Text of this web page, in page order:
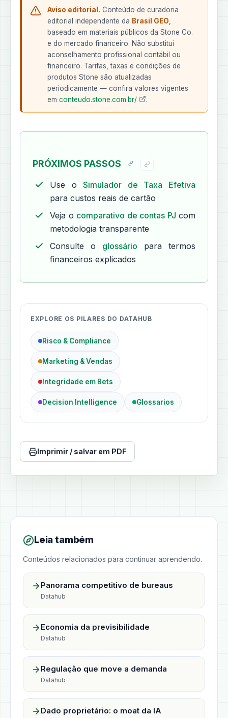
Aviso editorial. Conteúdo de curadoria
editorial independente da Brasil GEO
baseado em materiais públicos da Stone Co.
e do mercado financeiro. Não substitui
aconselhamento profissional contábil ou
financeiro. Tarifas, taxas e condições de
produtos Stone são atualizadas
periodicamente — confira valores vigentes
em conteudo.stone.com.br/ .
PRÓXIMOS PASSOS
Use oSimulador de Taxa Efetiva
para custos reais de cartão
Veja o comparativo de contas PJ com
metodologia transparente
Consulte o glossário para termos
financeiros explicados
EXPLORE OS PILARES DO DATAHUB
Risco & Compliance
Marketing & Vendas
Integridade em Bets
Decision Intelligence Glossarios
Imprimir / salvar em PDF
Leia também
Conteúdos relacionados para continuar aprendendo.
Panorama competitivo de bureaus
Datahub
Economia da previsibilidade
Datahub
Regulação que move a demanda
Datahub
Dado proprietário: o moat da IA